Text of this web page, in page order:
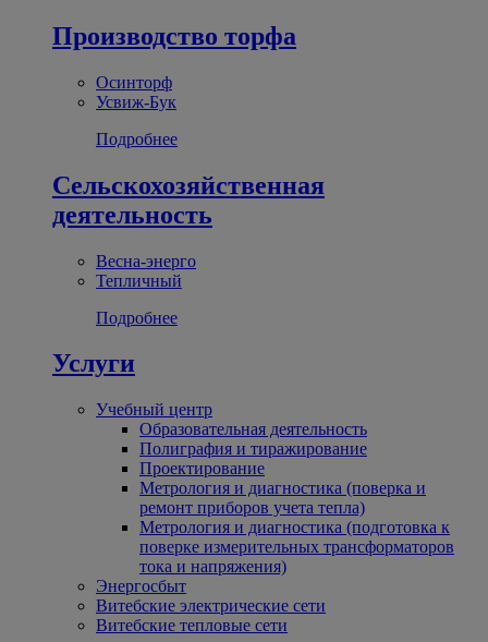
Производство торфа
Осинторф
Усвиж-Бук
Подробнее
Сельскохозяйственная
деятельность
Весна-энерго
Тепличный
Подробнее
Услуги
Учебный центр
Образовательная деятельность
Полиграфия и тиражирование
Проектирование
Метрология и диагностика (поверка и
ремонт приборов учета тепла)
Метрология и диагностика (подготовка к
поверке измерительных трансформаторов
тока и напряжения)
Энергосбыт
Витебские электрические сети
Витебские тепловые сети